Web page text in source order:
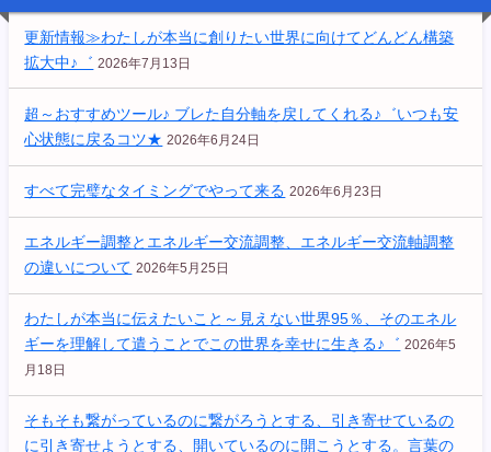
更新情報≫わたしが本当に創りたい世界に向けてどんどん構築
拡大中♪゛ 2026年7月13日
超～おすすめツール♪ ブレた自分軸を戻してくれる♪゛いつも安
心状態に戻るコツ★ 2026年6月24日
すべて完璧なタイミングでやって来る 2026年6月23日
エネルギー調整とエネルギー交流調整、エネルギー交流軸調整
の違いについて 2026年5月25日
わたしが本当に伝えたいこと～見えない世界95％、そのエネル
ギーを理解して遣うことでこの世界を幸せに生きる♪゛ 2026年5
月18日
そもそも繋がっているのに繋がろうとする、引き寄せているの
に引き寄せようとする、開いているのに開こうとする。言葉の